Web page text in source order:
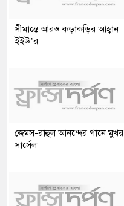
সীমান্তে আরও কড়াকড়ির আহ্বান
ইইউ’র
জেমস-রাহুল আনন্দের গানে মুখর
সার্সেল